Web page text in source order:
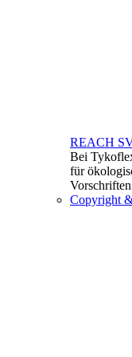
REACH
Bei
für
Copyright